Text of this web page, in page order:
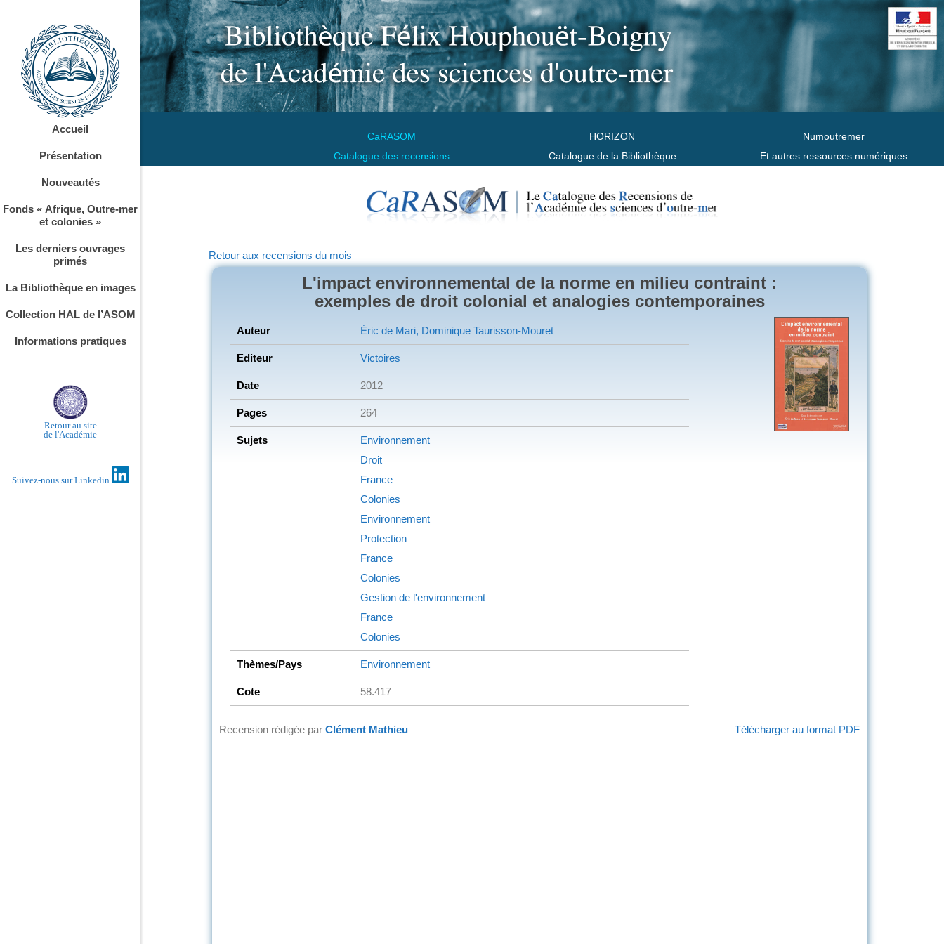
CaRASOM
Catalogue des recensions
HORIZON
Catalogue de la Bibliothèque
Numoutremer
Et autres ressources numériques
Accueil
Présentation
Nouveautés
Fonds « Afrique, Outre-mer
et colonies »
Les derniers ouvrages
primés
La Bibliothèque en images
Collection HAL de l’ASOM
Informations pratiques
Retour au site
de l'Académie
Suivez-nous sur Linkedin
Retour aux recensions du mois
L'impact environnemental de la norme en milieu contraint :
exemples de droit colonial et analogies contemporaines
Auteur Éric de Mari, Dominique Taurisson-Mouret
Editeur Victoires
Date 2012
Pages 264
Sujets
Environnement
Droit
France
Colonies
Environnement
Protection
France
Colonies
Gestion de l'environnement
France
Colonies
Thèmes/Pays Environnement
Cote 58.417
Télécharger au format PDF
Recension rédigée par Clément Mathieu